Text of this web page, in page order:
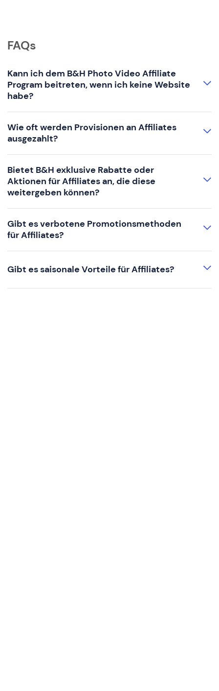
FAQs
Kann ich dem B&H Photo Video Affiliate
Program beitreten, wenn ich keine Website
habe?
Wie oft werden Provisionen an Affiliates
ausgezahlt?
Bietet B&H exklusive Rabatte oder
Aktionen für Affiliates an, die diese
weitergeben können?
Gibt es verbotene Promotionsmethoden
für Affiliates?
Gibt es saisonale Vorteile für Affiliates?